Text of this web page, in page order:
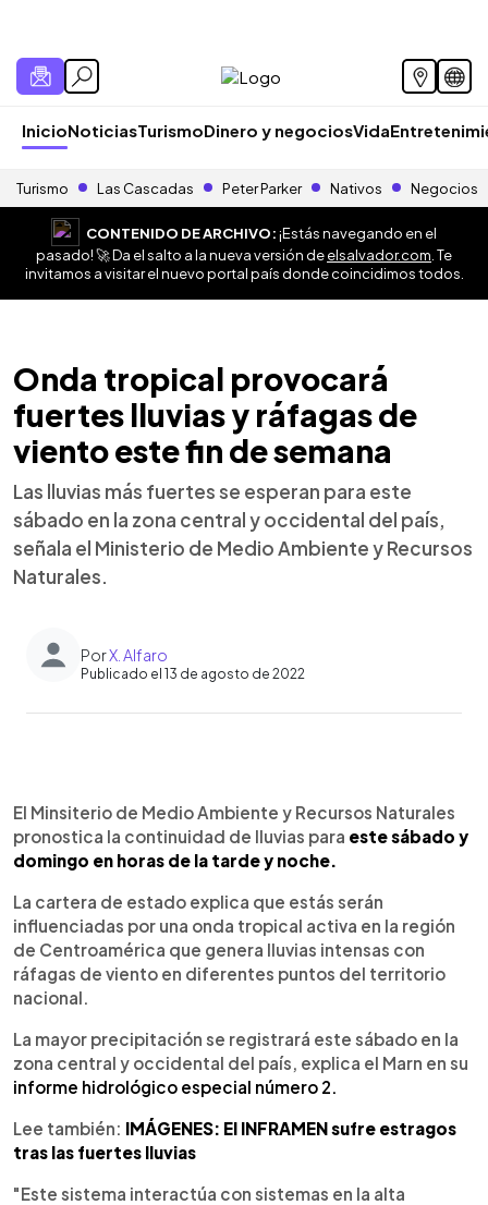
InicioNoticiasTurismoDinero y negociosVida
Turismo Las Cascadas Peter Parker Nativos Negocios
CONTENIDO DE ARCHIVO:¡Estás navegando en el
pasado! 🚀 Da el salto a la nueva versión deelsalvador.com . Te
invitamos a visitar el nuevo portal país donde coincidimos todos.
Onda tropical provocará
fuertes lluvias y ráfagas de
viento este fin de semana
Las lluvias más fuertes se esperan para este
sábado en la zona central y occidental del país,
señala el Ministerio de Medio Ambiente y Recursos
Naturales.
PorX. Alfaro
Publicado el 13 de agosto de 2022
► Escuchar artículo
El Minsiterio de Medio Ambiente y Recursos Naturales
pronostica la continuidad de lluvias para este sábado y
domingo en horas de la tarde y noche.
La cartera de estado explica que estás serán
influenciadas por una onda tropical activa en la región
de Centroamérica que genera lluvias intensas con
ráfagas de viento en diferentes puntos del territorio
nacional.
La mayor precipitación se registrará este sábado en la
zona central y occidental del país, explica el Marn en su
informe hidrológico especial número 2.
Lee también: IMÁGENES: El INFRAMEN sufre estragos
tras las fuertes lluvias
"Este sistema interactúa con sistemas en la alta